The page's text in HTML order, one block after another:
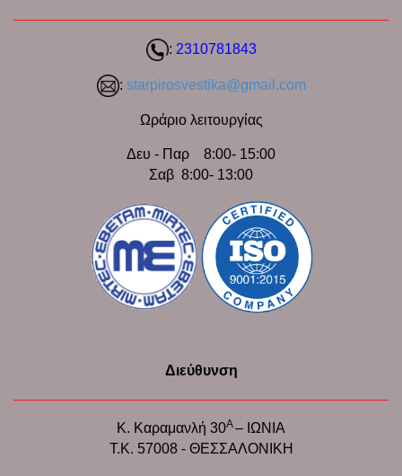
: 2310781843
: starpirosvestika@gmail.com
Ωράριο λειτουργίας
Δευ - Παρ 8:00- 15:00
Σαβ 8:00- 13:00
Διεύθυνση
Κ. Καραμανλή 30Α– ΙΩΝΙΑ
Τ.Κ. 57008 - ΘΕΣΣΑΛΟΝΙΚΗ